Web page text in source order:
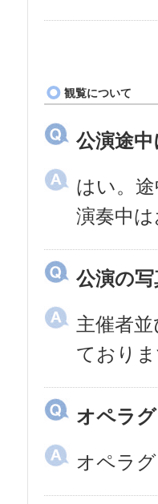
観覧について
公演途
はい。
演奏中
公演の
主催者
ておりま
オペラ
オペラ